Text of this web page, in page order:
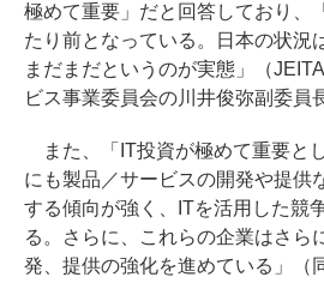
極めて重要」だと回答しており、
たり前となっている。日本の状況
まだまだというのが実態」（
ビス事業委員会の川井俊弥副委員
また、「IT投資が極めて重要と
にも製品／サービスの開発や提供
する傾向が強く、ITを活用した競
る。さらに、これらの企業はさら
発、提供の強化を進めている」（